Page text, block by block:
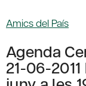
Amics del País
Agenda
21-06-